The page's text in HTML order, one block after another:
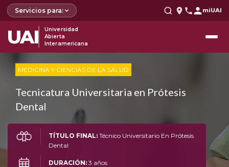
Servicios para: miUAI
UAI
Universidad
Abierta
Interamericana
MEDICINA Y CIENCIAS DE LA SALUD
Tecnicatura Universitaria en Prótesis
Dental
TÍTULO FINAL:Técnico Universitario En Prótesis
Dental
DURACIÓN:3 años